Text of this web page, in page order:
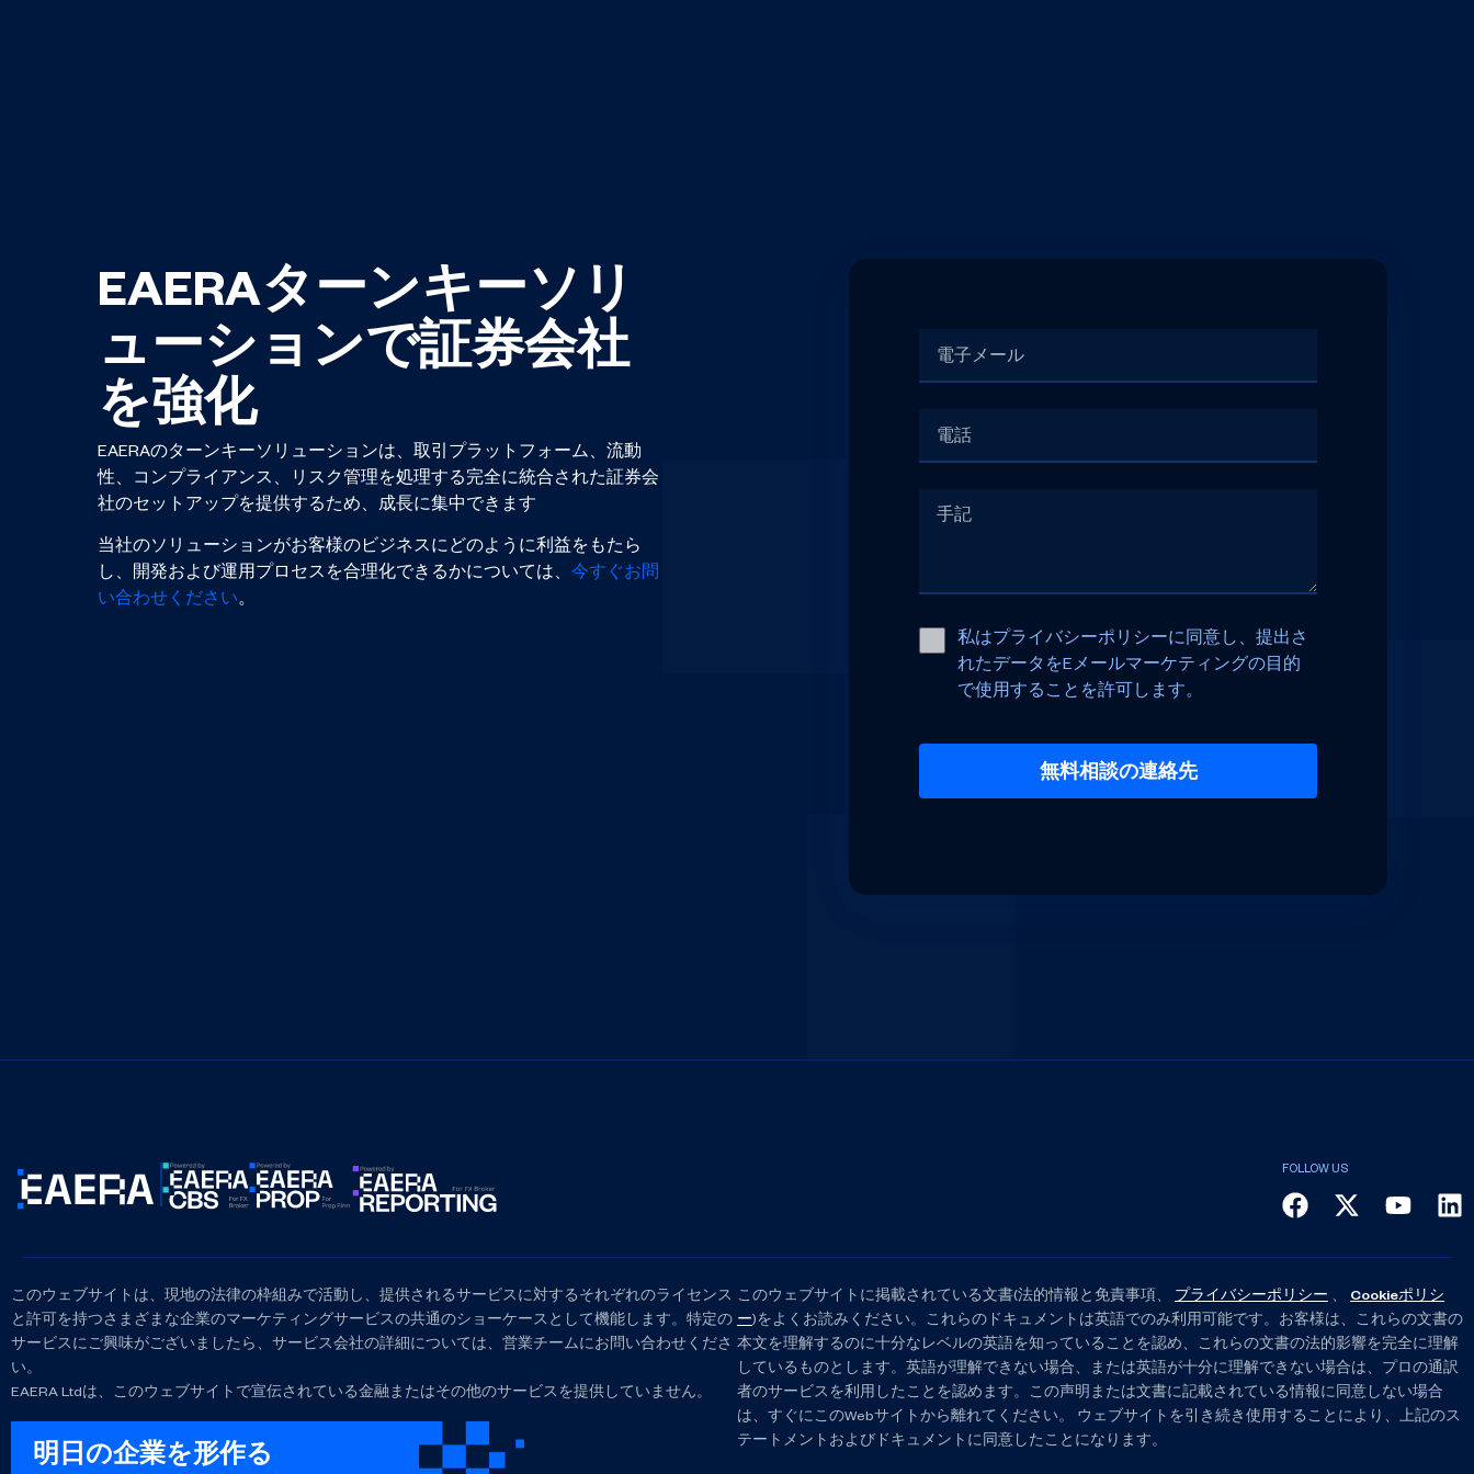
EAERAターンキーソリ
ューションで証券会社
を強化
EAERAのターンキーソリューションは、取引プラットフォーム、流動
性、コンプライアンス、リスク管理を処理する完全に統合された証券会
社のセットアップを提供するため、成長に集中できます
当社のソリューションがお客様のビジネスにどのように利益をもたら
し、開発および運用プロセスを合理化できるかについては、 今すぐお問
い合わせください。
私はプライバシーポリシーに同意し、提出さ
れたデータをEメールマーケティングの目的
で使用することを許可します。
このウェブサイトは、現地の法律の枠組みで活動し、提供されるサービスに対するそれぞれのライセンス
と許可を持つさまざまな企業のマーケティングサービスの共通のショーケースとして機能します。特定の
サービスにご興味がございましたら、サービス会社の詳細については、営業チームにお問い合わせくださ
い。
EAERA Ltdは、このウェブサイトで宣伝されている金融またはその他のサービスを提供していません。
明日の企業を形作る
このウェブサイトに掲載されている文書(法的情報と免責事項、 プライバシーポリシー 、 Cookieポリシ
ー)をよくお読みください。これらのドキュメントは英語でのみ利用可能です。お客様は、これらの文書の
本文を理解するのに十分なレベルの英語を知っていることを認め、これらの文書の法的影響を完全に理解
しているものとします。英語が理解できない場合、または英語が十分に理解できない場合は、プロの通訳
者のサービスを利用したことを認めます。この声明または文書に記載されている情報に同意しない場合
は、すぐにこのWebサイトから離れてください。 ウェブサイトを引き続き使用することにより、上記のス
テートメントおよびドキュメントに同意したことになります。